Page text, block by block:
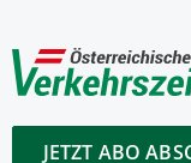
JETZT ABO